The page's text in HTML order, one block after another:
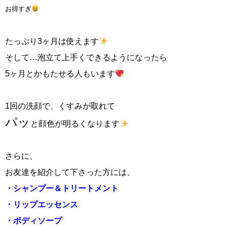
お得すぎ
たっぷり3ヶ月は使えます
そして…泡立て上手くできるようになったら
5ヶ月とかもたせる人もいます
1回の洗顔で、くすみが取れて
パッ と顔色が明るくなります
さらに、
お友達を紹介して下さった方には、
・シャンプー＆トリートメント
・リップエッセンス
・ボディソープ